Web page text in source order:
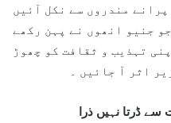
پرانے مندروں سے نکل آئیں
جنیو انھوں نے پہن رکھے
تہذیب و ثقافت کو چھوڑ
اثر آ جائیں ۔
ڈرتا نہیں ذرا